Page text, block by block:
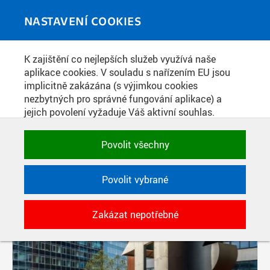
NASTAVENÍ COOKIES
K zajištění co nejlepších služeb využívá naše
aplikace cookies. V souladu s nařízením EU jsou
implicitně zakázána (s výjimkou cookies
nezbytných pro správné fungování aplikace) a
jejich povolení vyžaduje Váš aktivní souhlas.
zakázat, případně vybrat a povolit cookies podle
kategorie. Svoje rozhodnutí můžete samozřejmě
kdykoli změnit.
POTŘEBNÉ
Technické cookies využívané aplikacemi
ČVUT pro uchování jejich nastavení,
vlastností a identifikátorů relace. Jsou
nezbytné pro správné fungování a jsou
Povolit všechny
Povolit vybrané
Zakázat nepotřebné
MEDIATÉKA
PŘÍSPĚVKY PODLE FILTRU
Aktivní filtry: ŠTÍTEK: SOCHA